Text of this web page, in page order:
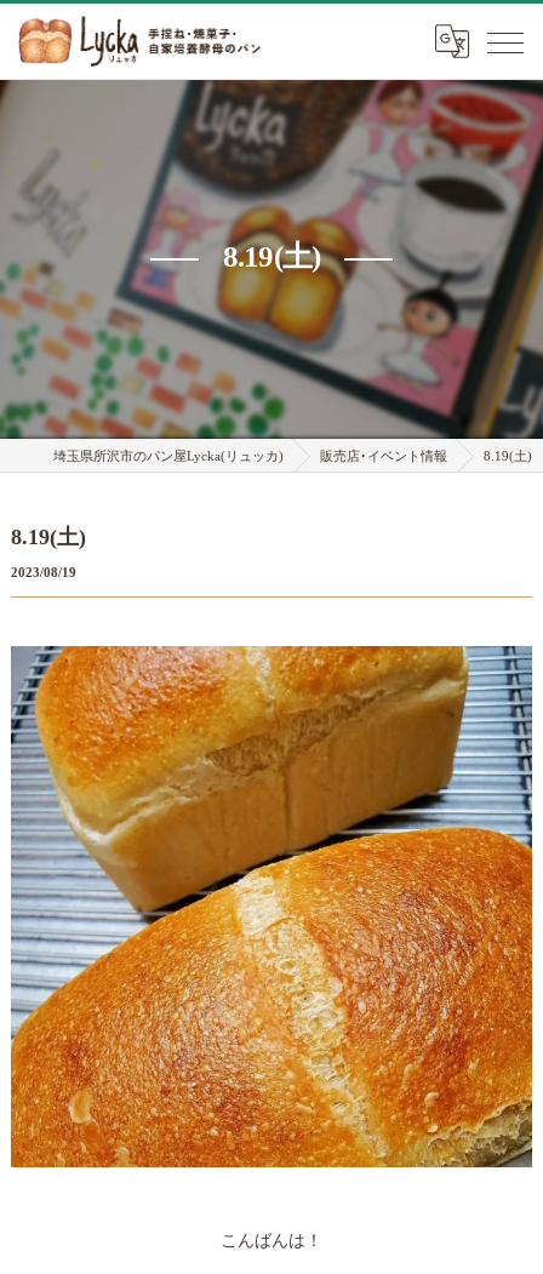
8.19(土)
埼玉県所沢市のパン屋Lycka(リュッカ) 販売店･イベント情報 8.19(土)
8.19(土)
2023/08/19
こんばんは！